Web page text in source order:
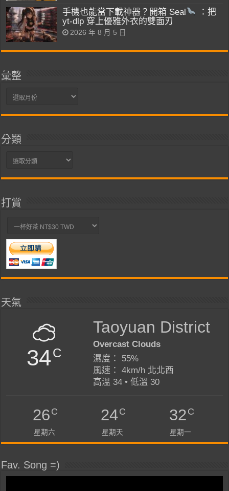
手機也能當下載神器？開箱 Seal
：把
yt-dlp 穿上優雅外衣的雙面刃
2026 年 8 月 5 日
彙整
彙
分類
分
打賞
天氣
34C
Taoyuan District
Overcast Clouds
濕度： 55%
風速： 4km/h 北北西
高溫 34 • 低溫 30
26C
星期六
24C
星期天
32C
星期一
Fav. Song =)